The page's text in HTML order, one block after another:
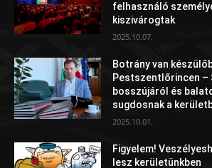
felhasználó
kiszivárogtak
2025.10.07.
Botrány van
Pestszentlőrincen –
bosszújáról és
sugdosnak a
2025.10.01.
Figyelem!
lesz kerületünkben